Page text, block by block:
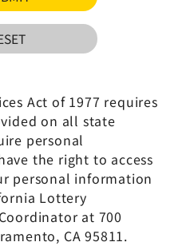
Act of 1977 requires
on all state
personal
the right to access
personal information
Lottery
at 700
CA 95811.